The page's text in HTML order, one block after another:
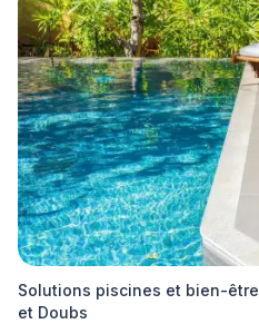
Solutions piscines et bien-
et Doubs